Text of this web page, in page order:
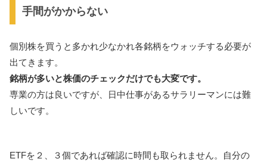
手間がかからない
個別株を買うと多かれ少なかれ各銘柄をウォッチする必要が
出てきます。
銘柄が多いと株価のチェックだけでも大変です。
専業の方は良いですが、日中仕事があるサラリーマンには難
しいです。
ETFを２、３個であれば確認に時間も取られません。自分の